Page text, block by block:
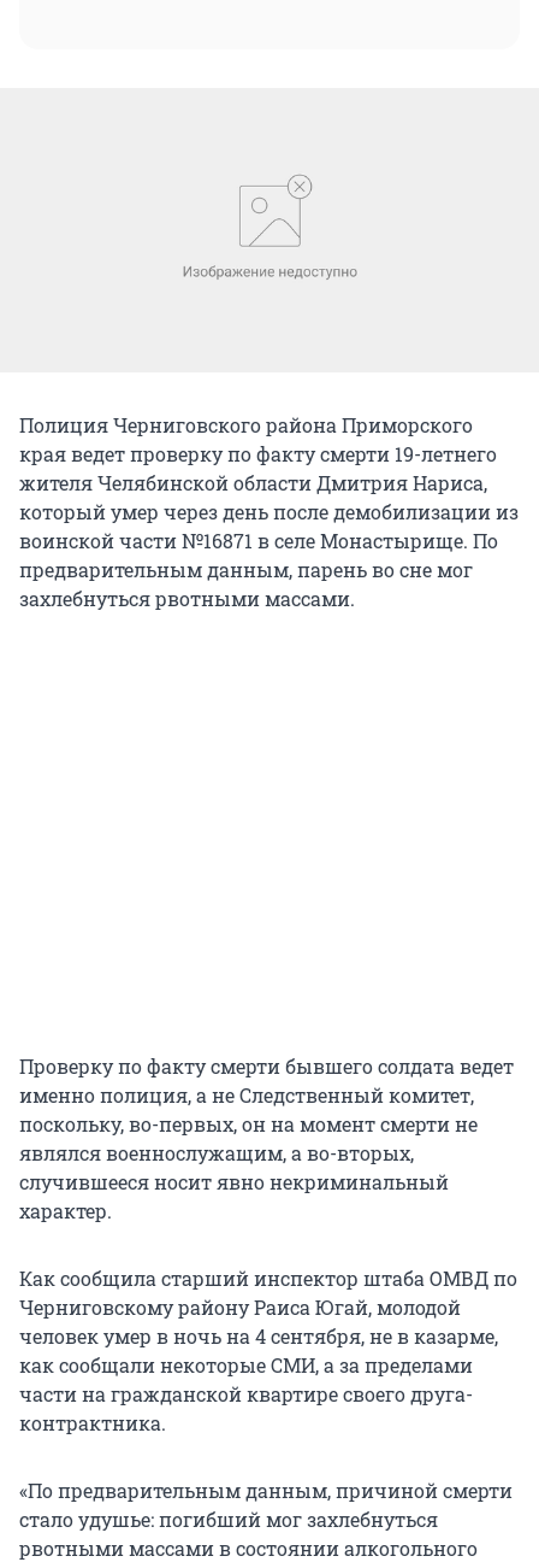
Полиция Черниговского района Приморского
края ведет проверку по факту смерти 19-летнего
жителя Челябинской области Дмитрия Нариса,
который умер через день после демобилизации из
воинской части №16871 в селе Монастырище. По
предварительным данным, парень во сне мог
захлебнуться рвотными массами.
Проверку по факту смерти бывшего солдата ведет
именно полиция, а не Следственный комитет,
поскольку, во-первых, он на момент смерти не
являлся военнослужащим, а во-вторых,
случившееся носит явно некриминальный
характер.
Как сообщила старший инспектор штаба ОМВД по
Черниговскому району Раиса Югай, молодой
человек умер в ночь на 4 сентября, не в казарме,
как сообщали некоторые СМИ, а за пределами
части на гражданской квартире своего друга-
контрактника.
«По предварительным данным, причиной смерти
стало удушье: погибший мог захлебнуться
рвотными массами в состоянии алкогольного